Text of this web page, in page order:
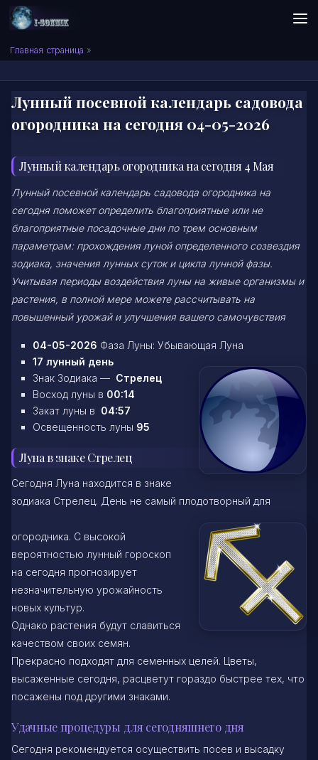
Skip to content
Сонник I-SONNIK.COM
Главная страница »
Лунный посевной календарь садовода
огородника на сегодня 04-05-2026
Лунный календарь огородника на сегодня 4 Мая
Лунный посевной календарь садовода огородника на
сегодня поможет определить благоприятные или не
благоприятные посадочные дни по трем основным
параметрам: прохождения луной определенного созвездия
зодиака, значения лунных суток и цикла лунной фазы.
Учитывая периоды воздействия луны на живые организмы и
растения, в полной мере можете рассчитывать на
повышенный урожай и улучшения вашего самочувствия
04-05-2026 Фаза Луны: Убывающая Луна
17 лунный день
Знак Зодиака — Стрелец
Восход луны в 00:14
Закат луны в 04:57
Освещенность луны 95
Луна в знаке Стрелец
Сегодня Луна находится в знаке
зодиака Стрелец. День не самый плодотворный для
огородника. С высокой
вероятностью лунный гороскоп
на сегодня прогнозирует
незначительную урожайность
новых культур.
Однако растения будут славиться
качеством своих семян.
Прекрасно подходят для семенных целей. Цветы,
высаженные сегодня, расцветут гораздо быстрее тех, что
посажены под другими знаками.
Удачные процедуры для сегодняшнего дня
Сегодня рекомендуется осуществить посев и высадку